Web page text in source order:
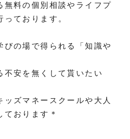
無料の個別相談やライフプ
ております。
びの場で得られる「知識や
不安を無くして貰いたい
ッズマネースクールや大人
ております＊